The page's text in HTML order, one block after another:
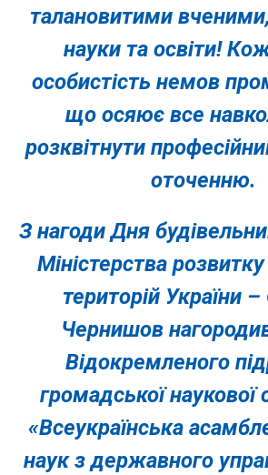
талановитими
науки та освіти!
особистість немов
що осяює все
розквітнути
оточенню.
З нагоди Дня
Міністерства
територій України –
Чернишов
Відокремленого
громадської наукової
«Всеукраїнська
наук з державного